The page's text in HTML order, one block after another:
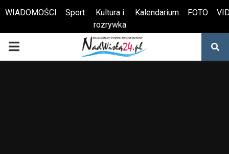
Otwórz pasek narzędzi
WIADOMOŚCI Sport
Kultura i
rozrywka
Kalendarium FOTO
PRIMARY